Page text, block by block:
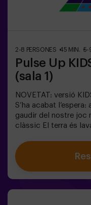
equips, cadascun
nombre de punts.✅
adult, que comptarà
2-8 PERSONES 45 MIN. 5-
Pulse Up
(sala 1)
NOVETAT: versió
S’ha acabat
gaudir del nostre joc
clàssic El terra és
estimulen el cos i la
aniversaris plens
sorpreses per a tots